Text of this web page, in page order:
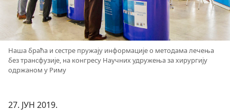
Наша браћа и сестре пружају информације о методама лечења
без трансфузије, на конгресу Научних удружења за хирургију
одржаном у Риму
27. ЈУН 2019.